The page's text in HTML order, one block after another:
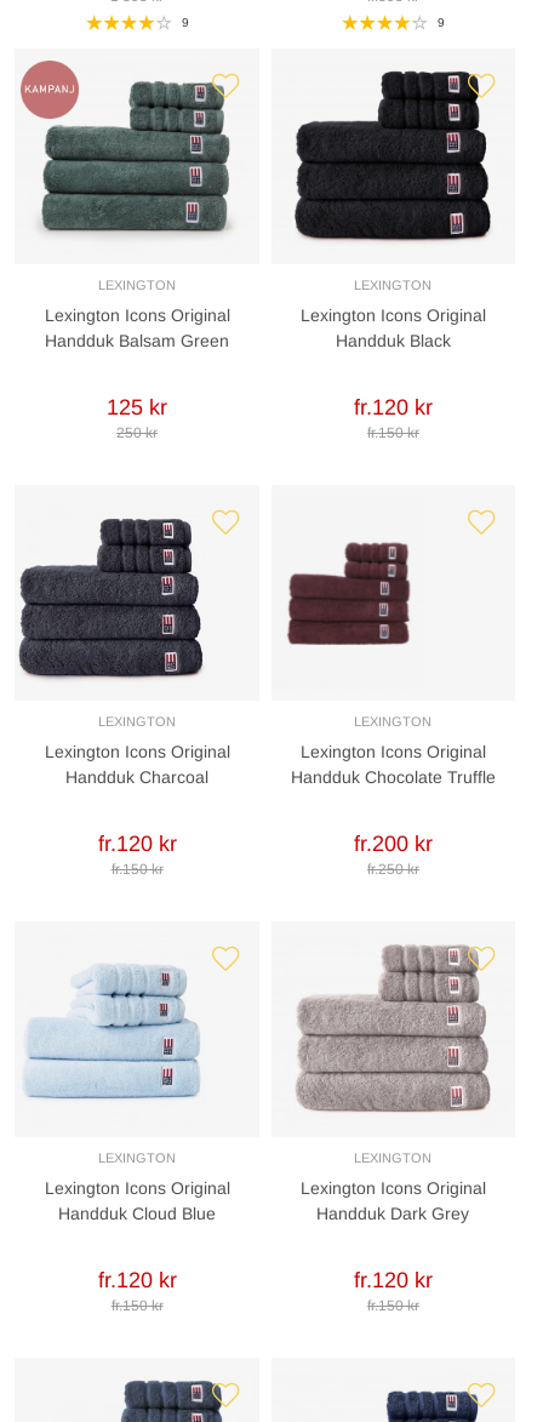
9 9
LEXINGTON
Lexington Icons Original
Handduk Balsam Green
125 kr
250 kr
LEXINGTON
Lexington Icons Original
Handduk Black
fr.120 kr
fr.150 kr
LEXINGTON
Lexington Icons Original
Handduk Charcoal
fr.120 kr
fr.150 kr
LEXINGTON
Lexington Icons Original
Handduk Chocolate Truffle
fr.200 kr
fr.250 kr
LEXINGTON
Lexington Icons Original
Handduk Cloud Blue
fr.120 kr
fr.150 kr
LEXINGTON
Lexington Icons Original
Handduk Dark Grey
fr.120 kr
fr.150 kr